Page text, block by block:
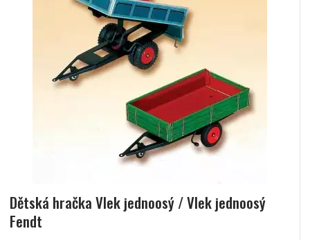
Dětská hračka Vlek jednoosý / Vlek jednoosý
Fendt